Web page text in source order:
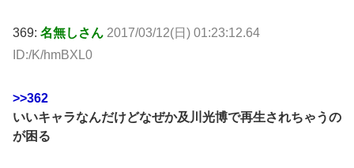
369: 名無しさん 2017/03/12(日) 01:23:12.64
ID:/K/hmBXL0
>>362
いいキャラなんだけどなぜか及川光博で再生されちゃうの
が困る